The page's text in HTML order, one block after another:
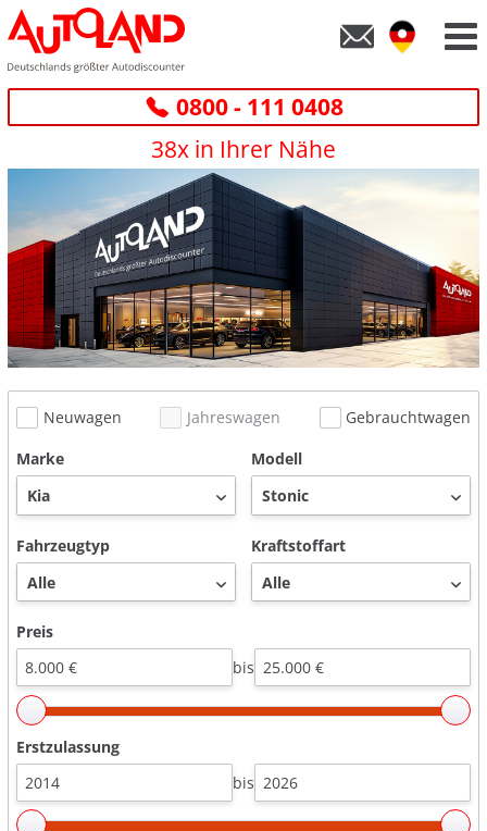
0800 - 111 0408
38x in Ihrer Nähe
Neuwagen Jahreswagen
Gebrauchtwagen
Marke
Modell
Fahrzeugtyp Kraftstoffart
Preis
bis
Erstzulassung
bis